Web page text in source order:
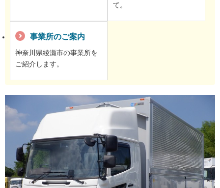
て。
事業所のご案内
神奈川県綾瀬市の事業所を
ご紹介します。